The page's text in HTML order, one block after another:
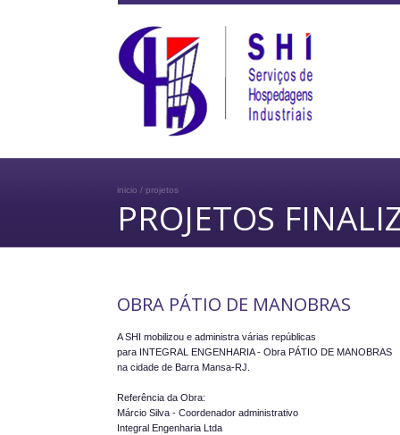
inicio / projetos
PROJETOS
OBRA PÁTIO DE MANOBRAS
A SHI mobilizou e administra várias repúblicas
para INTEGRAL ENGENHARIA - Obra PÁTIO DE MANOBRAS
na cidade de Barra Mansa-RJ.
Referência da Obra:
Márcio Silva - Coordenador administrativo